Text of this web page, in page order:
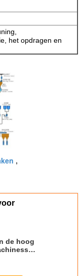
het opdragen en
,
de hoog